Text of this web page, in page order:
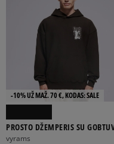
-10% UŽ MAŽ. 70 €, KODAS: SALE
PROSTO DŽEMPERIS SU
HOODIE SHADOW WASHED
vyrams